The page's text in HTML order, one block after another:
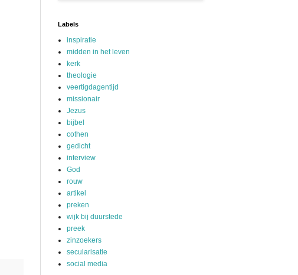
Labels
inspiratie
midden in het leven
kerk
theologie
veertigdagentijd
missionair
Jezus
bijbel
cothen
gedicht
interview
God
rouw
artikel
preken
wijk bij duurstede
preek
zinzoekers
secularisatie
social media